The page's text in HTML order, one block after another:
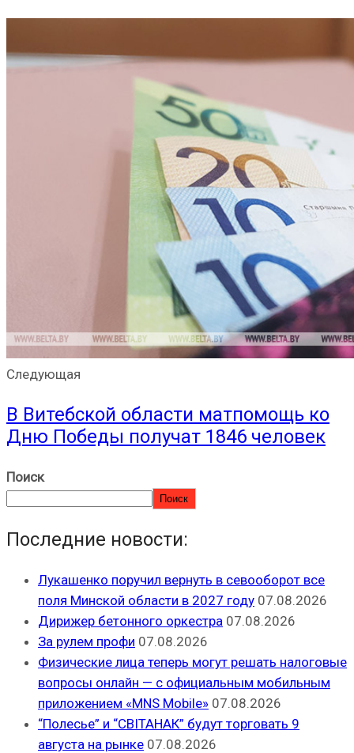
Следующая
В Витебской области матпомощь ко
Дню Победы получат 1846 человек
Поиск
Поиск
Последние новости:
Лукашенко поручил вернуть в севооборот все
поля Минской области в 2027 году 07.08.2026
Дирижер бетонного оркестра 07.08.2026
За рулем профи 07.08.2026
Физические лица теперь могут решать налоговые
вопросы онлайн — с официальным мобильным
приложением «MNS Mobile» 07.08.2026
“Полесье” и “СВІТАНАК” будут торговать 9
августа на рынке 07.08.2026